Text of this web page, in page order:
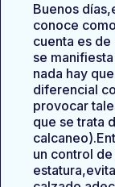
Buenos
conoce
cuenta es
se
nada hay
diferencial
provocar
que se trata
un control